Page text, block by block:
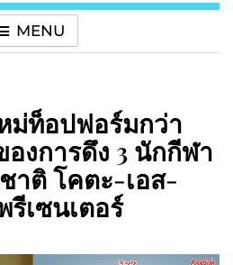
MENU
ม่ท็อปฟอร์มกว่า
องการดึง 3 นักกีฬา
าติ โคตะ-เอส-
เซนเตอร์